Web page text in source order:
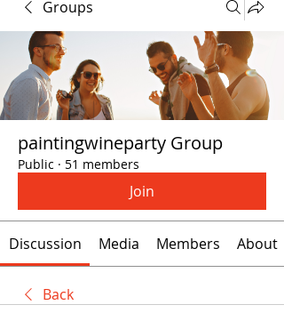
Groups
paintingwineparty Group
Public · 51 members
Join
Discussion Media Members About
Back